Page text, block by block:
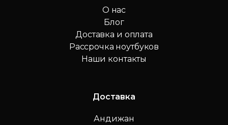
О нас
Блог
Доставка и оплата
Рассрочка ноутбуков
Наши контакты
Доставка
Андижан